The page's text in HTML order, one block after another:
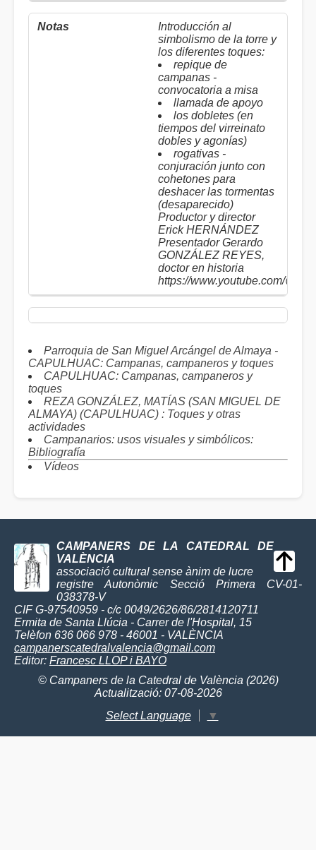
Introducción al
simbolismo de la torre y
los diferentes toques:
repique de
campanas -
convocatoria a misa
llamada de apoyo
los dobletes (en
tiempos del virreinato
dobles y agonías)
rogativas -
conjuración junto con
cohetones para
deshacer las tormentas
(desaparecido)
Productor y director
Erick HERNÁNDEZ
Presentador Gerardo
GONZÁLEZ REYES,
doctor en historia
https://www.youtube.com/
Parroquia de San Miguel Arcángel de Almaya -
CAPULHUAC: Campanas, campaneros y toques
CAPULHUAC: Campanas, campaneros y
toques
REZA GONZÁLEZ, MATÍAS (SAN MIGUEL DE
ALMAYA) (CAPULHUAC) : Toques y otras
actividades
Campanarios: usos visuales y simbólicos:
Bibliografía
Vídeos
CAMPANERS DE LA CATEDRAL DE
VALÈNCIA
associació cultural sense ànim de lucre
registre Autonòmic Secció Primera CV-01-
038378-V
CIF G-97540959 - c/c 0049/2626/86/2814120711
Ermita de Santa Llúcia - Carrer de l'Hospital, 15
Telèfon 636 066 978 - 46001 - VALÈNCIA
campanerscatedralvalencia@gmail.com
Editor: Francesc LLOP i BAYO
© Campaners de la Catedral de València (2026)
Actualització: 07-08-2026
Select Language
▼